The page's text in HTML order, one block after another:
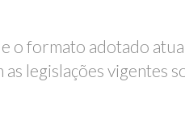
o formato adotado
legislações vigentes